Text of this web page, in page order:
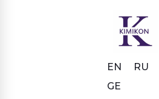
EN
RU
GE